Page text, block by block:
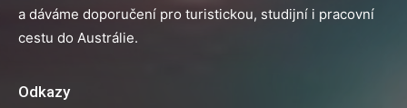
a dáváme doporučení pro turistickou, studijní i pracovní
cestu do Austrálie.
Odkazy